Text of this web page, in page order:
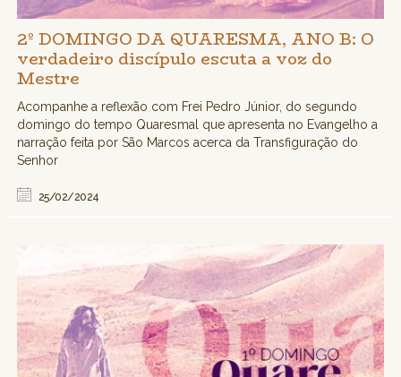
2º DOMINGO DA QUARESMA, ANO B: O
verdadeiro discípulo escuta a voz do
Mestre
Acompanhe a reflexão com Frei Pedro Júnior, do segundo
domingo do tempo Quaresmal que apresenta no Evangelho a
narração feita por São Marcos acerca da Transfiguração do
Senhor
25/02/2024